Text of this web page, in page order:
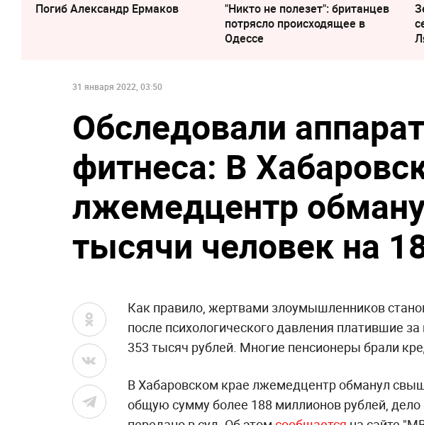
Погиб Александр Ермаков
"Никто не полезет": британцев
потрясло происходящее в
Одессе
31 января 2022, 03:50
Обследовали
фитнеса: В
лжемедцентр
тысячи человек на
Как правило, жертвами злоумышленников
после психологического давления платившие
353 тысяч рублей. Многие пенсионеры брали
В Хабаровском крае лжемедцентр обманул
общую сумму более 188 миллионов рублей, дело